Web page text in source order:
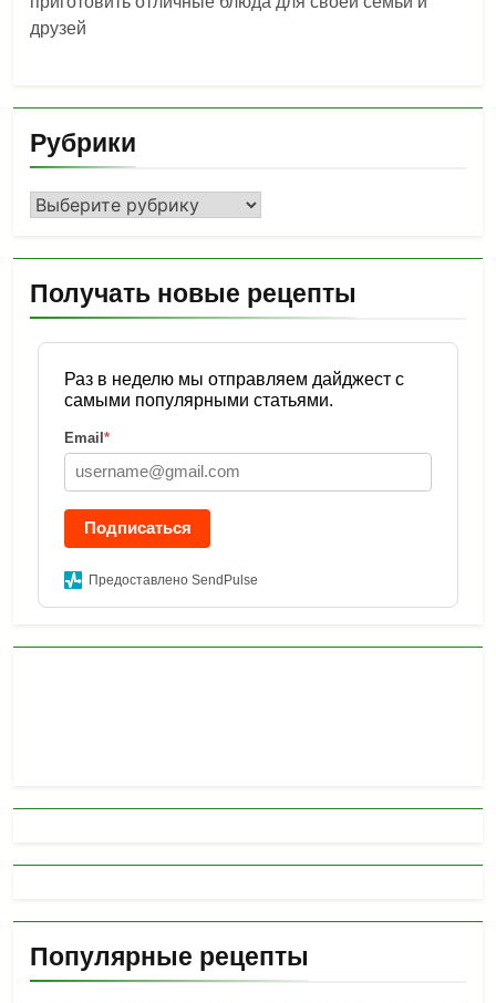
друзей
Рубрики
Рубрики
Получать новые рецепты
Раз в неделю мы отправляем дайджест с
самыми популярными статьями.
Email *
Подписаться
Предоставлено SendPulse
Популярные рецепты